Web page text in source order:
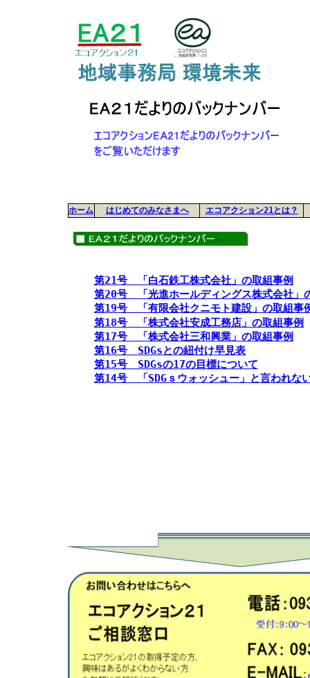
ホーム はじめてのみなさまへ エコアクション21とは？
第21号 「白石鉄工株式会社」の取組事例
第20号 「光進ホールディングス株式会社」
第19号
「有限会社クニモト建設」の取組事
第18号 「株式会社安成工務店」の取組事例
第17号 「株式会社三和興業」の取組事例
第16号 SDGsとの紐付け早見表
第15号 SDGsの17の目標について
第14号 「SDGｓウォッシュー」と言われな